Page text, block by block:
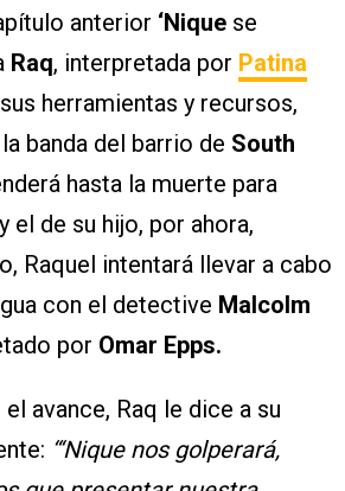
anterior ‘Nique se
Raq, interpretada por Patina
herramientas y recursos,
banda del barrio de South
hasta la muerte para
el de su hijo, por ahora,
Raquel intentará llevar a cabo
con el detective Malcolm
por Omar Epps.
avance, Raq le dice a su
“‘Nique nos golperará,